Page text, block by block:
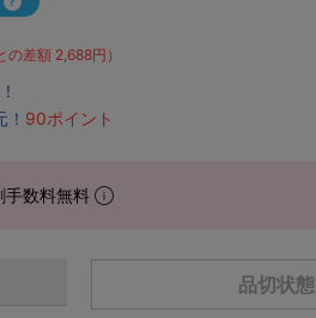
の差額 2,688円）
90ポイント
手数料無料
品切状態